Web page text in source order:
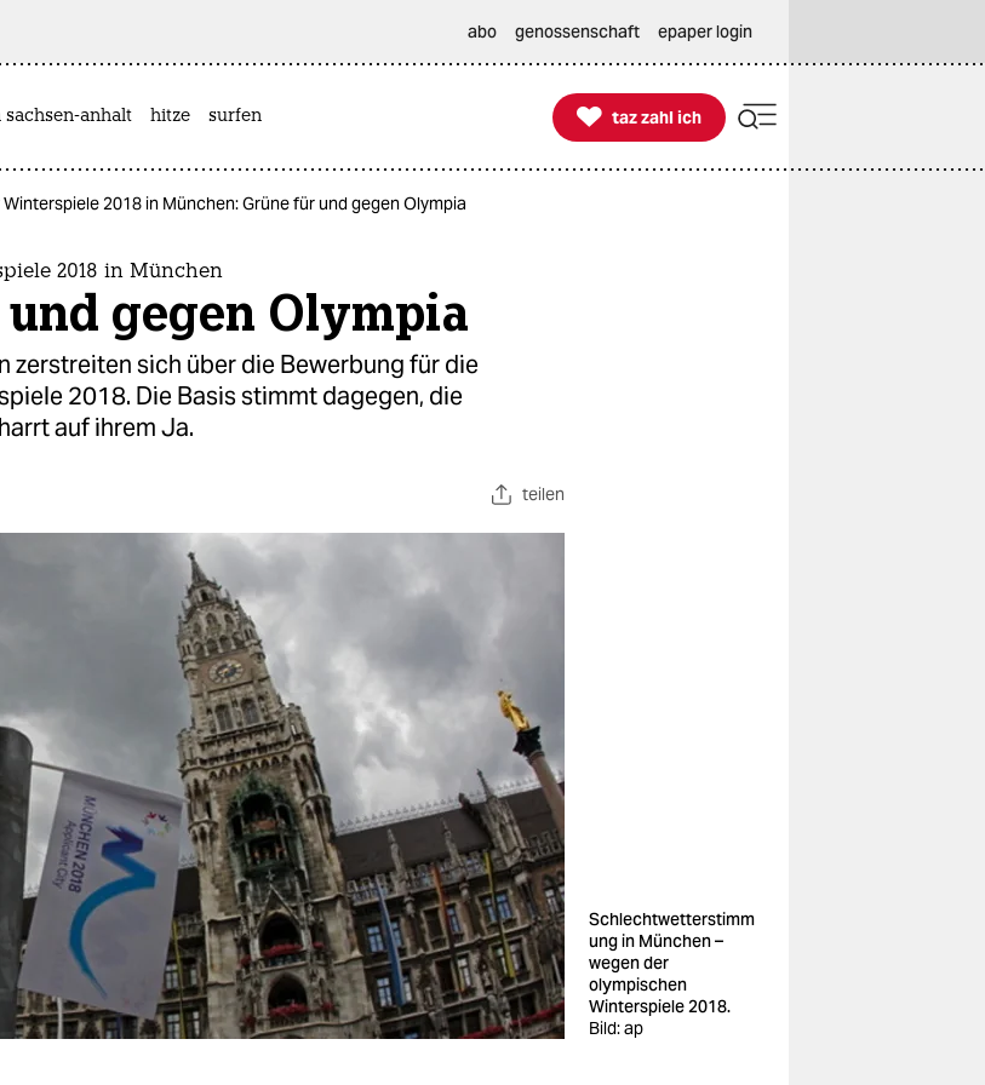
abo genossenschaft epaper login
anhalt hitze surfen 
taz zahl ich
taz zahl ich
2018 in München: Grüne für und gegen Olympia
2018 in München
gegen Olympia
zerstreiten sich über die Bewerbung für die
2018. Die Basis stimmt dagegen, die
auf ihrem Ja.
teilen
Schlechtwetterstimm
ung in München –
wegen der
olympischen
Winterspiele 2018.
Bild: ap